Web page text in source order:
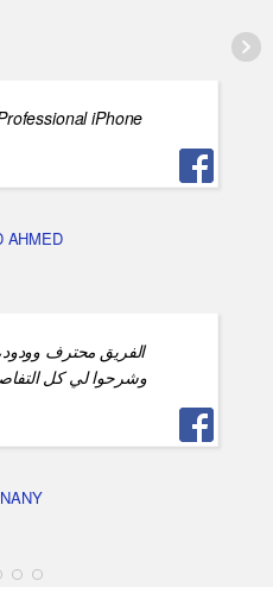
iPhone
AHMED
الفريق محترف وودود،
وشرحوا لي كل